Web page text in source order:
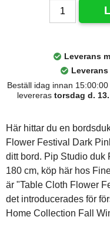
Leverans
Leverans
Beställ idag innan
levereras torsdag d.
Här hittar du en
Flower Festival Dark
ditt bord. Pip Studio duk
180 cm, köp här hos
är "Table Cloth Flower
det introducerades för
Home Collection Fall